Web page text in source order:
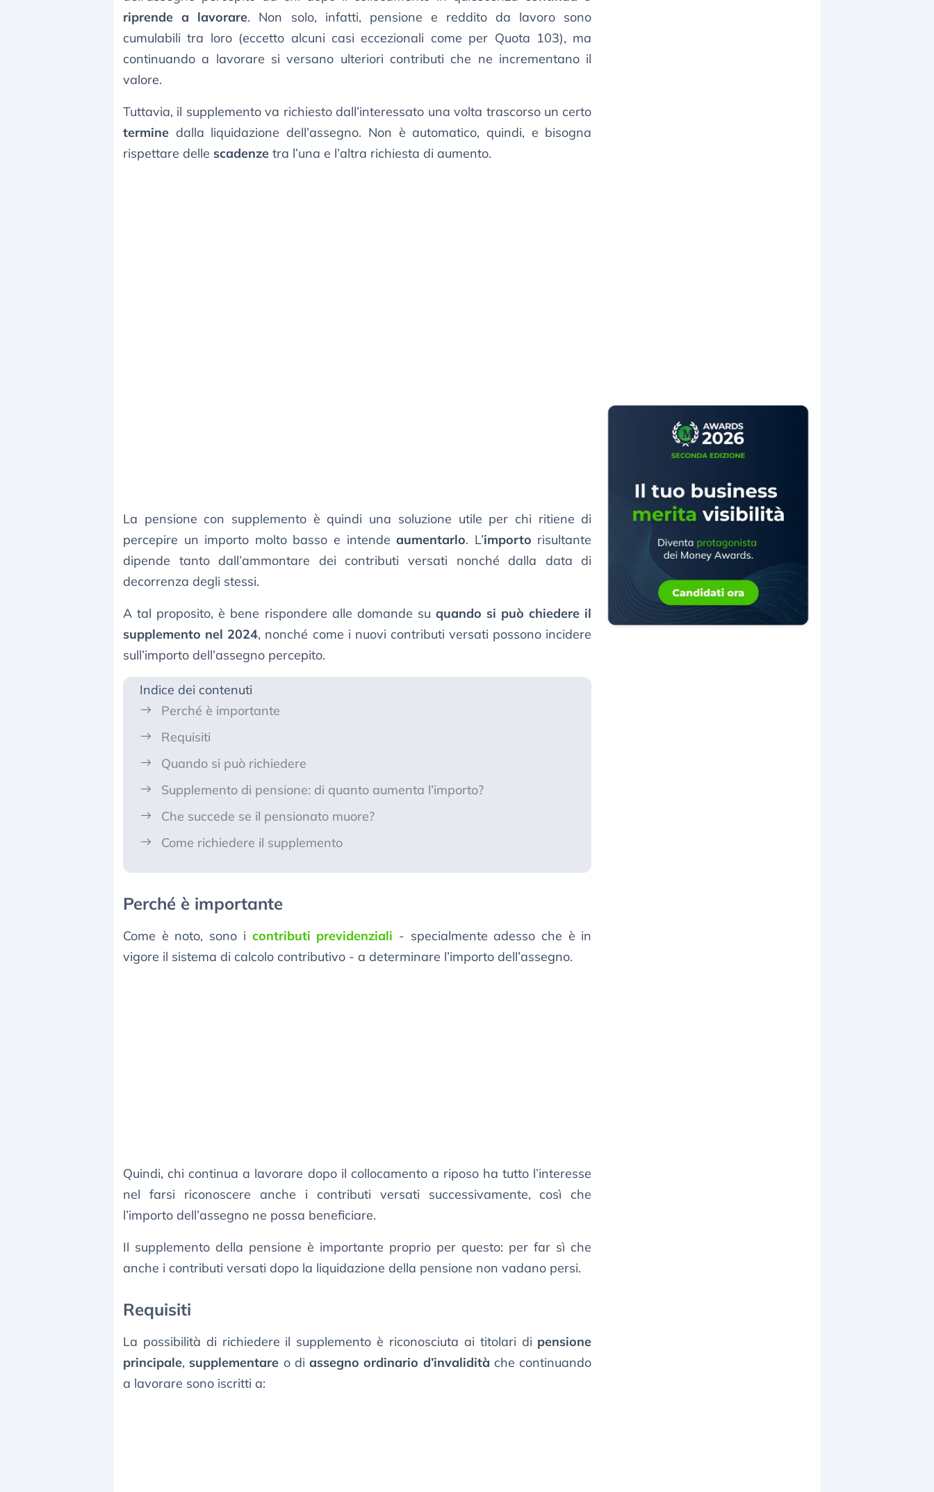
riprende a lavorare. Non solo, infatti, pensione e reddito da lavoro sono
cumulabili tra loro (eccetto alcuni casi eccezionali come per Quota 103), ma
continuando a lavorare si versano ulteriori contributi che ne incrementano il
valore.
Tuttavia, il supplemento va richiesto dall’interessato una volta trascorso un certo
termine dalla liquidazione dell’assegno. Non è automatico, quindi, e bisogna
rispettare delle scadenze tra l’una e l’altra richiesta di aumento.
La pensione con supplemento è quindi una soluzione utile per chi ritiene di
percepire un importo molto basso e intendeaumentarlo. L’importo risultante
dipende tanto dall’ammontare dei contributi versati nonché dalla data di
decorrenza degli stessi.
A tal proposito, è bene rispondere alle domande su quando si può chiedere il
supplemento nel 2024, nonché come i nuovi contributi versati possono incidere
sull’importo dell’assegno percepito.
Indice dei contenuti
Perché è importante
Requisiti
Quando si può richiedere
Supplemento di pensione: di quanto aumenta l’importo?
Che succede se il pensionato muore?
Come richiedere il supplemento
Perché è importante
Come è noto, sono i contributi previdenziali - specialmente adesso che è in
vigore il sistema di calcolo contributivo - a determinare l’importo dell’assegno.
Quindi, chi continua a lavorare dopo il collocamento a riposo ha tutto l’interesse
nel farsi riconoscere anche i contributi versati successivamente, così che
l’importo dell’assegno ne possa beneficiare.
Il supplemento della pensione è importante proprio per questo: per far sì che
anche i contributi versati dopo la liquidazione della pensione non vadano persi.
Requisiti
La possibilità di richiedere il supplemento è riconosciuta ai titolari di pensione
principale, supplementare o diassegno ordinario d’invalidità che continuando
a lavorare sono iscritti a: